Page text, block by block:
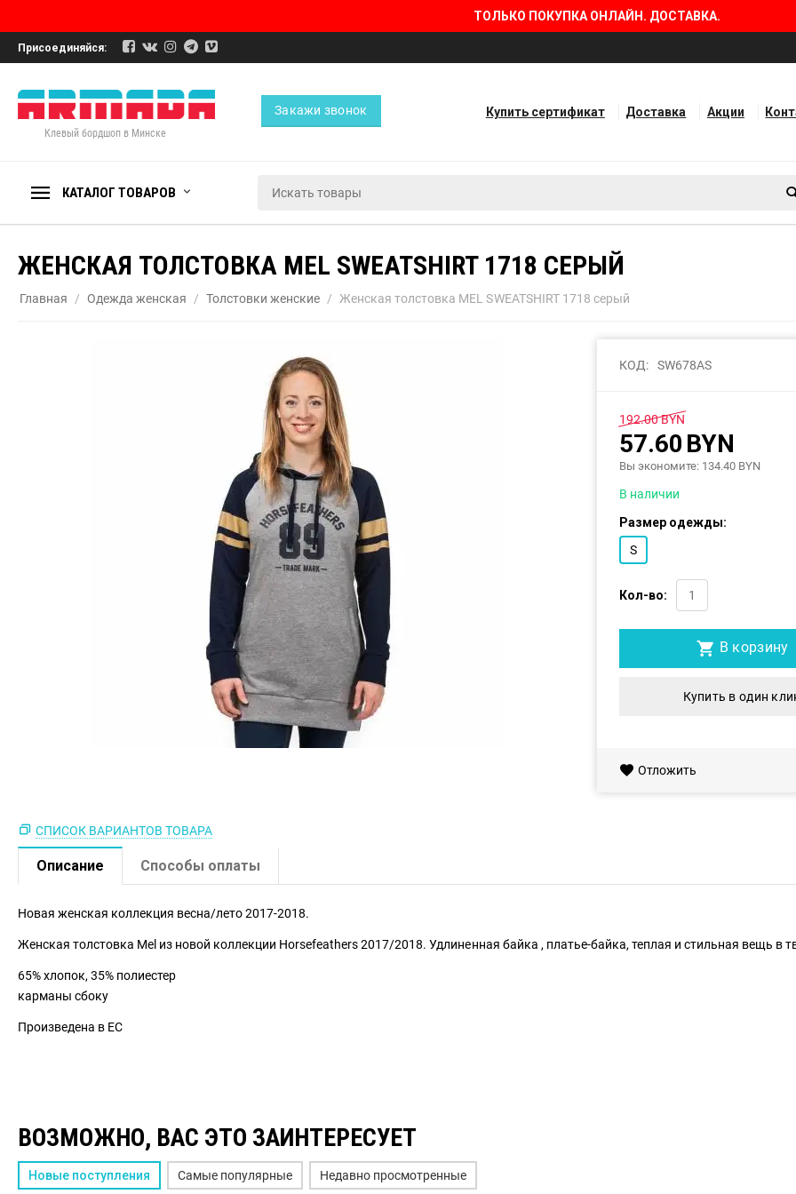
ТОЛЬКО ПОКУПКА ОНЛАЙН. ДОСТАВКА.
Присоединяйся:
Клевый бордшоп в Минске
Закажи звонок Купить сертификат Доставка Акции
КАТАЛОГ ТОВАРОВ
ЖЕНСКАЯ ТОЛСТОВКА MEL SWEATSHIRT 1718 СЕРЫЙ
Главная / Одежда женская / Толстовки женские / Женская толстовка MEL SWEATSHIRT 1718 серый
КОД: SW678AS
192.00BYN
57.60 BYN
Вы экономите: 134.40 BYN
В наличии
Размер одежды:
S
Кол-во:
В корзину
Купить в один
Отложить
СПИСОК ВАРИАНТОВ ТОВАРА
Описание Способы оплаты
Новая женская коллекция весна/лето 2017-2018.
Женская толстовка Mel из новой коллекции Horsefeathers 2017/2018. Удлиненная байка , платье-байка, теплая и стильная вещь в
65% хлопок, 35% полиестер
карманы сбоку
Произведена в ЕС
ВОЗМОЖНО, ВАС ЭТО ЗАИНТЕРЕСУЕТ
Новые поступления Самые популярные Недавно просмотренные